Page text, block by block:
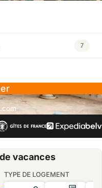
7
vacances
TYPE DE LOGEMENT